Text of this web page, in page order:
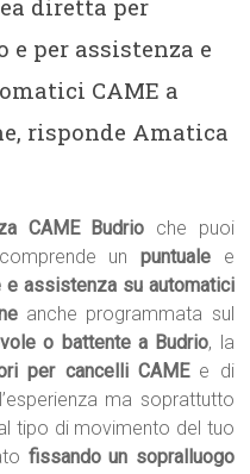
diretta per
e per assistenza e
CAME a
risponde Amatica
CAME Budrio che puoi
comprende un puntuale e
assistenza su automatici
anche programmata sul
o battente a Budrio, la
per cancelli CAMEe di
ma soprattutto
tipo di movimento del tuo
fissando un sopralluogo